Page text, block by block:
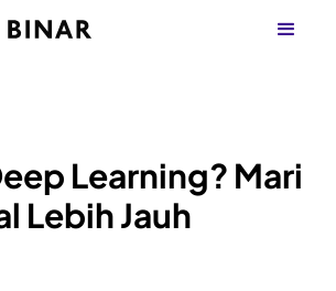
Learning? Mari
Lebih Jauh